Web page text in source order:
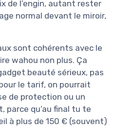
de l’engin, autant rester
normal devant le miroir,
sont cohérents avec le
wahou non plus. Ça
beauté sérieux, pas
le tarif, on pourrait
de protection ou un
parce qu’au final tu te
à plus de 150 € (souvent)